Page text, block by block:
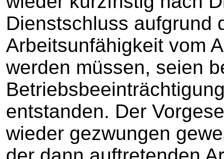
Dienstschluss aufgrund
Arbeitsunfähigkeit vom
werden müssen, seien
entstanden. Der
wieder gezwungen